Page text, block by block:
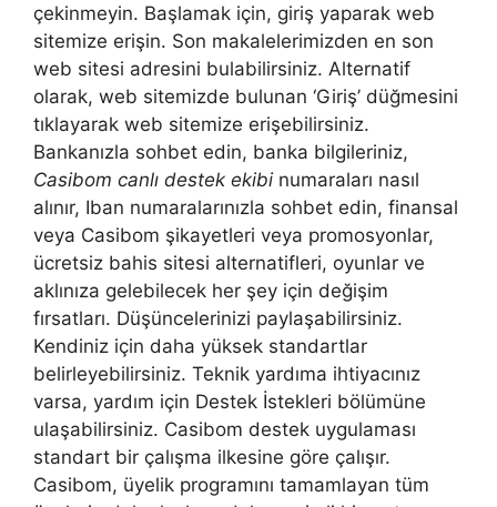
çekinmeyin. Başlamak için, giriş yaparak web
sitemize erişin. Son makalelerimizden en son
web sitesi adresini bulabilirsiniz. Alternatif
olarak, web sitemizde bulunan ‘Giriş’ düğmesini
tıklayarak web sitemize erişebilirsiniz.
Bankanızla sohbet edin, banka bilgileriniz,
Casibom canlı destek ekibi numaraları nasıl
alınır, Iban numaralarınızla sohbet edin, finansal
veya Casibom şikayetleri veya promosyonlar,
ücretsiz bahis sitesi alternatifleri, oyunlar ve
aklınıza gelebilecek her şey için değişim
fırsatları. Düşüncelerinizi paylaşabilirsiniz.
Kendiniz için daha yüksek standartlar
belirleyebilirsiniz. Teknik yardıma ihtiyacınız
varsa, yardım için Destek İstekleri bölümüne
ulaşabilirsiniz. Casibom destek uygulaması
standart bir çalışma ilkesine göre çalışır.
Casibom, üyelik programını tamamlayan tüm